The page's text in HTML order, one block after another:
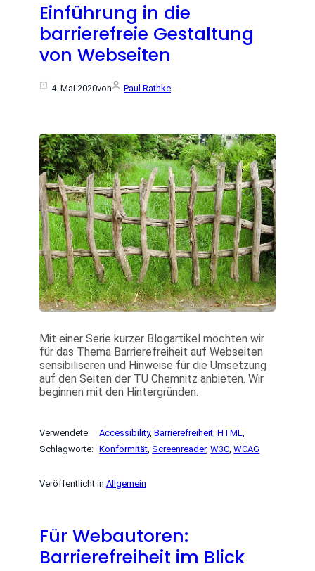
Einführung in die
barrierefreie Gestaltung
von Webseiten
4. Mai 2020von Paul Rathke
Mit einer Serie kurzer Blogartikel möchten wir
für das Thema Barrierefreiheit auf Webseiten
sensibiliseren und Hinweise für die Umsetzung
auf den Seiten der TU Chemnitz anbieten. Wir
beginnen mit den Hintergründen.
Verwendete
Schlagworte:
Accessibility, Barrierefreiheit , HTML
Konformität , Screenreader, W3C , WCAG
Veröffentlicht in:Allgemein
Für Webautoren:
Barrierefreiheit im Blick